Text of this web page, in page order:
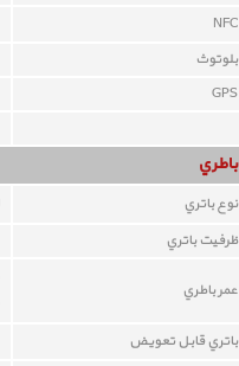
NFC
بلوتوث
GPS
باطري
نوع باتري
ظرفيت باتري
عمر باطري
باتري قابل تعويض